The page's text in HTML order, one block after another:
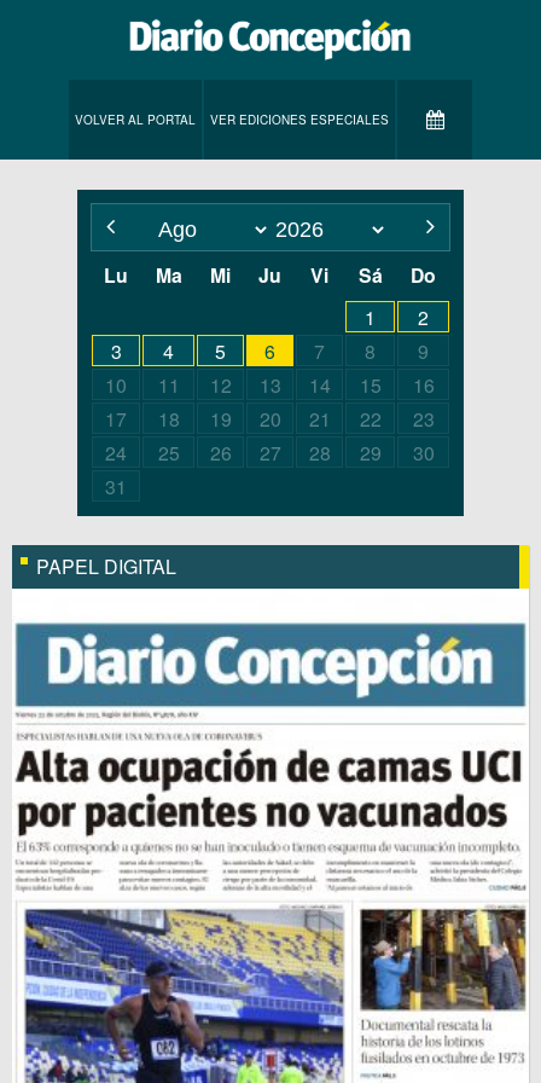
VOLVER AL PORTAL VER EDICIONES ESPECIALES
Lu Ma Mi Ju Vi Sá Do
1
2
3
4 5 6 7 8
9
10
11 12 13 14 15
16
17
18 19 20 21 22
23
24
25 26 27 28 29
30
31
PAPEL DIGITAL